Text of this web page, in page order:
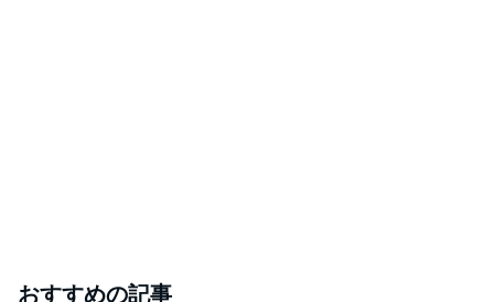
おすすめの記事